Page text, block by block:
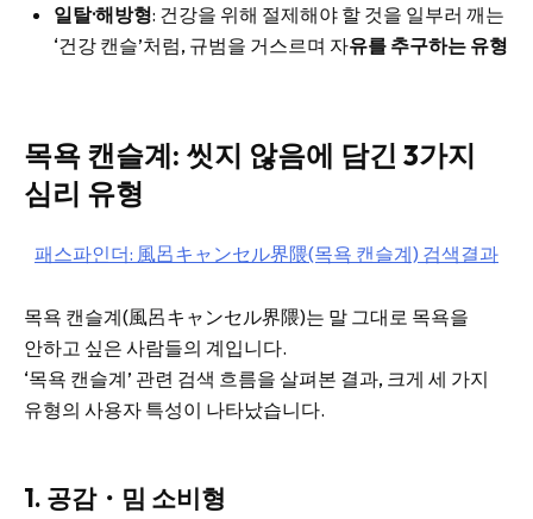
일탈·해방형: 건강을 위해 절제해야 할 것을 일부러 깨는
‘건강 캔슬’처럼, 규범을 거스르며 자유를 추구하는 유형
목욕 캔슬계: 씻지 않음에 담긴 3가지
심리 유형
패스파인더: 風呂キャンセル界隈(목욕 캔슬계) 검색결과
목욕 캔슬계(風呂キャンセル界隈)는 말 그대로 목욕을
안하고 싶은 사람들의 계입니다.
‘목욕 캔슬계’ 관련 검색 흐름을 살펴본 결과, 크게 세 가지
유형의 사용자 특성이 나타났습니다.
1. 공감・밈 소비형